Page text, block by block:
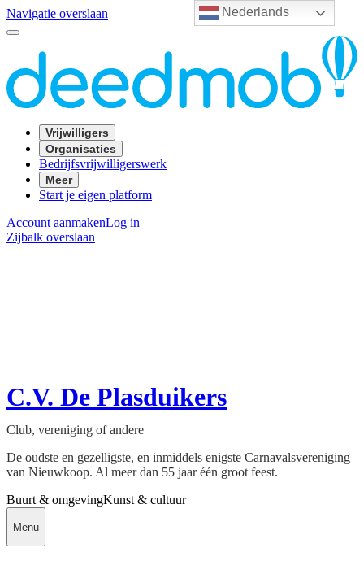
Nederlands
Navigatie overslaan
Vrijwilligers
Organisaties
Bedrijfsvrijwilligerswerk
Meer
Start je eigen platform
Account aanmakenLog in
Zijbalk overslaan
C.V. De Plasduikers
Club, vereniging of andere
De oudste en gezelligste, en inmiddels enigste Carnavalsvereniging
van Nieuwkoop. Al meer dan 55 jaar één groot feest.
Buurt & omgevingKunst & cultuur
Menu